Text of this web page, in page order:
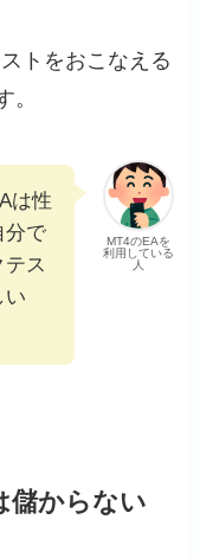
トをおこなえる
。
MT4のEAを
利用している
人
は性
分で
ス
い
儲からない